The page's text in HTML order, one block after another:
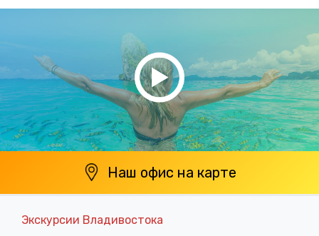
Наш офис на карте
Экскурсии Владивостока